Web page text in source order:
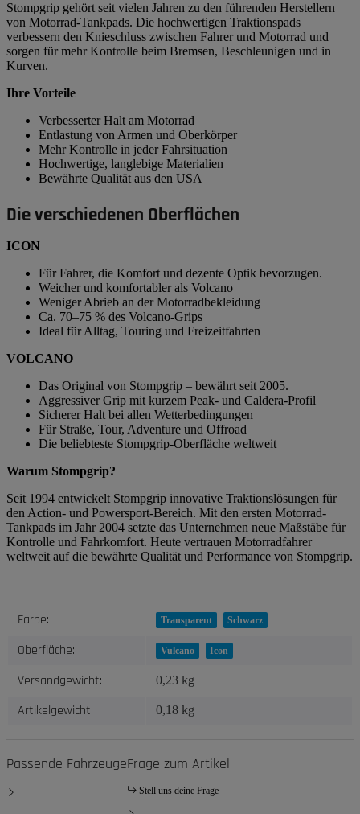
Stompgrip gehört seit vielen Jahren zu den führenden Herstellern
von Motorrad-Tankpads. Die hochwertigen Traktionspads
verbessern den Knieschluss zwischen Fahrer und Motorrad und
sorgen für mehr Kontrolle beim Bremsen, Beschleunigen und in
Kurven.
Ihre Vorteile
Verbesserter Halt am Motorrad
Entlastung von Armen und Oberkörper
Mehr Kontrolle in jeder Fahrsituation
Hochwertige, langlebige Materialien
Bewährte Qualität aus den USA
Die verschiedenen Oberflächen
ICON
Für Fahrer, die Komfort und dezente Optik bevorzugen.
Weicher und komfortabler als Volcano
Weniger Abrieb an der Motorradbekleidung
Ca. 70–75 % des Volcano-Grips
Ideal für Alltag, Touring und Freizeitfahrten
VOLCANO
Das Original von Stompgrip – bewährt seit 2005.
Aggressiver Grip mit kurzem Peak- und Caldera-Profil
Sicherer Halt bei allen Wetterbedingungen
Für Straße, Tour, Adventure und Offroad
Die beliebteste Stompgrip-Oberfläche weltweit
Warum Stompgrip?
Seit 1994 entwickelt Stompgrip innovative Traktionslösungen für
den Action- und Powersport-Bereich. Mit den ersten Motorrad-
Tankpads im Jahr 2004 setzte das Unternehmen neue Maßstäbe für
Kontrolle und Fahrkomfort. Heute vertrauen Motorradfahrer
weltweit auf die bewährte Qualität und Performance von Stompgrip.
Produkteigenschaft
Wert
Farbe: Transparent Schwarz
Oberfläche: Vulcano Icon
Versandgewicht: 0,23 kg
Artikelgewicht: 0,18 kg
Passende FahrzeugeFrage zum Artikel
Stell uns deine Frage